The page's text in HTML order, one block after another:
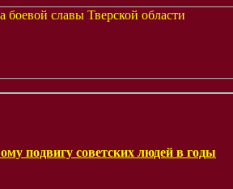
подвигу советских людей в годы